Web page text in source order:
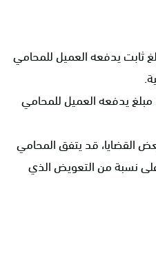
ثابت يدفعه العميل للمحامي
يدفعه العميل للمحامي
القضايا، قد يتفق المحامي
نسبة من التعويض الذي